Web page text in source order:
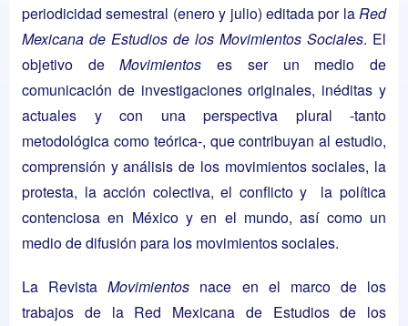
periodicidad semestral (enero y julio) editada por laRed
Mexicana de Estudios de los Movimientos Sociales. El
objetivo deMovimientos es ser un medio de
comunicación de investigaciones originales, inéditas y
actuales y con una perspectiva plural -tanto
metodológica como teórica-, que contribuyan al estudio,
comprensión y análisis de los movimientos sociales, la
protesta, la acción colectiva, el conflicto y la política
contenciosa en México y en el mundo, así como un
medio de difusión para los movimientos sociales.
La RevistaMovimientos nace en el marco de los
trabajos de la Red Mexicana de Estudios de los